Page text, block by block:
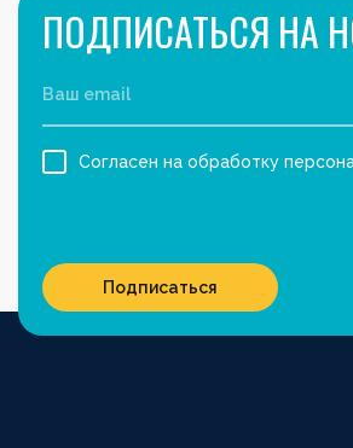
ПОДПИСАТЬСЯ НА
Согласен на обработку
Подписаться